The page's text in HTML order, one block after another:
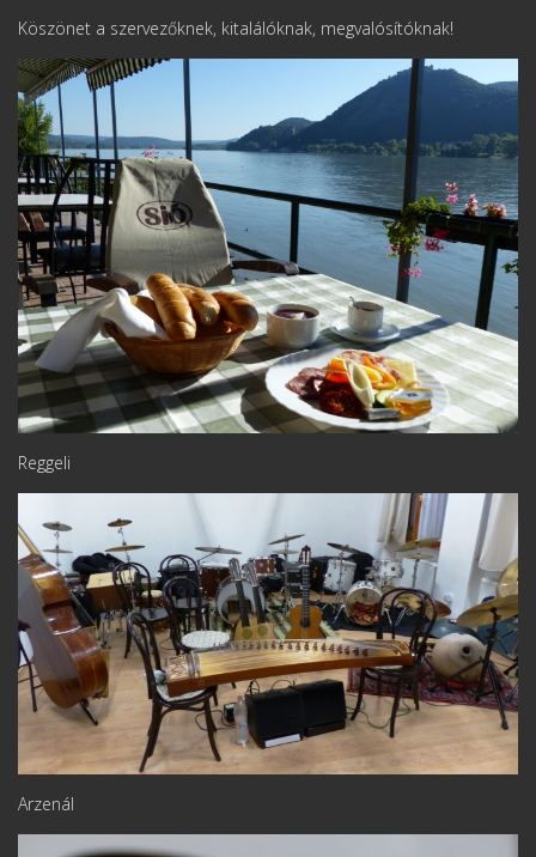
Köszönet a szervezőknek, kitalálóknak, megvalósítóknak!
Reggeli
Arzenál